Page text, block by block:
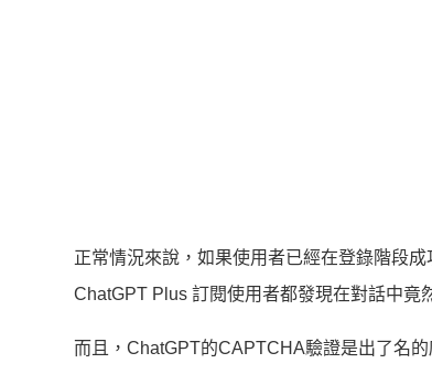
正常情況來說，如果使用者已經在登錄階段
ChatGPT Plus 訂閱使用者都發現在對話中竟
而且，ChatGPT的CAPTCHA驗證是出了名